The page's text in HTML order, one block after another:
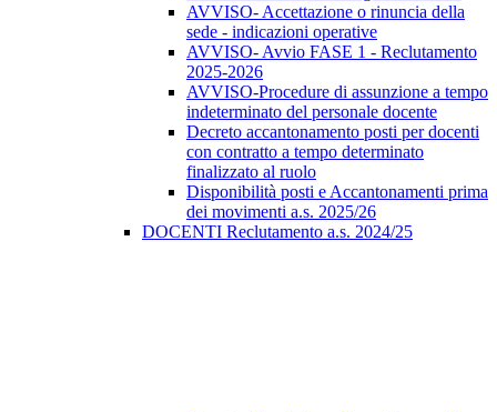
AVVISO- Accettazione o rinuncia della
sede - indicazioni operative
AVVISO- Avvio FASE 1 - Reclutamento
2025-2026
AVVISO-Procedure di assunzione a tempo
indeterminato del personale docente
Decreto accantonamento posti per docenti
con contratto a tempo determinato
finalizzato al ruolo
Disponibilità posti e Accantonamenti prima
dei movimenti a.s. 2025/26
DOCENTI Reclutamento a.s. 2024/25